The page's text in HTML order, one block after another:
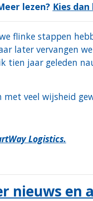
lezen? Kies
flinke stappen
later vervangen
tien jaar geleden
veel wijsheid
Logistics.
nieuws en